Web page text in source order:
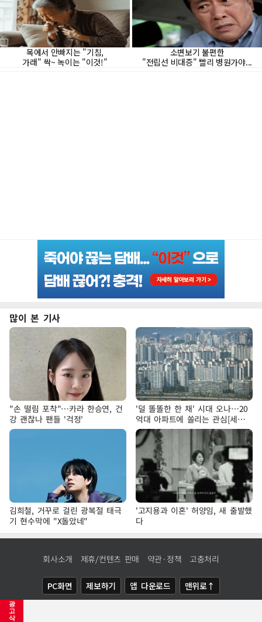
광
고
삭
많이 본 기사
"손 떨림 포착"…카라 한승연, 건
강 괜찮나 팬들 '걱정'
'덜 똘똘한 한 채' 시대 오나…20
억대 아파트에 쏠리는 관심[세제
개편, 그 이후②]
김희철, 거꾸로 걸린 광복절 태극
기 현수막에 "X돌았네"
'고지용과 이혼' 허양임, 새 출발했
다
회사소개 제휴/컨텐츠 판매 약관·정책 고충처리
PC화면 제보하기 앱 다운로드 맨위로↑